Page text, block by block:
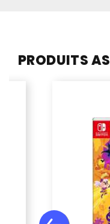
PRODUITS